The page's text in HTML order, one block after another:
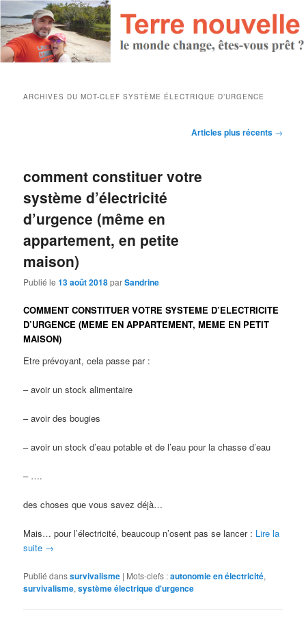
ARCHIVES DU MOT-CLEFSYSTÈME ÉLECTRIQUE D’URGENCE
Articles plus récents →
comment constituer votre
système d’électricité
d’urgence (même en
appartement, en petite
maison)
Publié le13 août 2018parSandrine
COMMENT CONSTITUER VOTRE SYSTEME D’ELECTRICITE
D’URGENCE (MEME EN APPARTEMENT, MEME EN PETIT
MAISON)
Etre prévoyant, cela passe par :
– avoir un stock alimentaire
– avoir des bougies
– avoir un stock d’eau potable et de l’eau pour la chasse d’eau
– ….
des choses que vous savez déjà…
Mais… pour l’électricité, beaucoup n’osent pas se lancer : Lire la
suite →
Publié danssurvivalisme | Mots-clefs :autonomie en électricité,
survivalisme,système électrique d'urgence